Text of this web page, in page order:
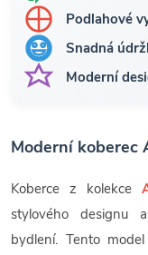
Podlahové
Snadná
Moderní
Moderní koberec
Koberce z kolekce
stylového designu
bydlení. Tento